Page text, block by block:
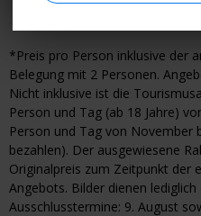
*Preis pro Person inklusive der
Belegung mit 2 Personen.
Nicht inklusive ist die
Person und Tag (ab 18 Jahre)
Person und Tag von November
bezahlen). Der ausgewiesene
Originalpreis zum Zeitpunkt der
Angebots. Bilder dienen lediglich
Ausschlusstermine: 9. August